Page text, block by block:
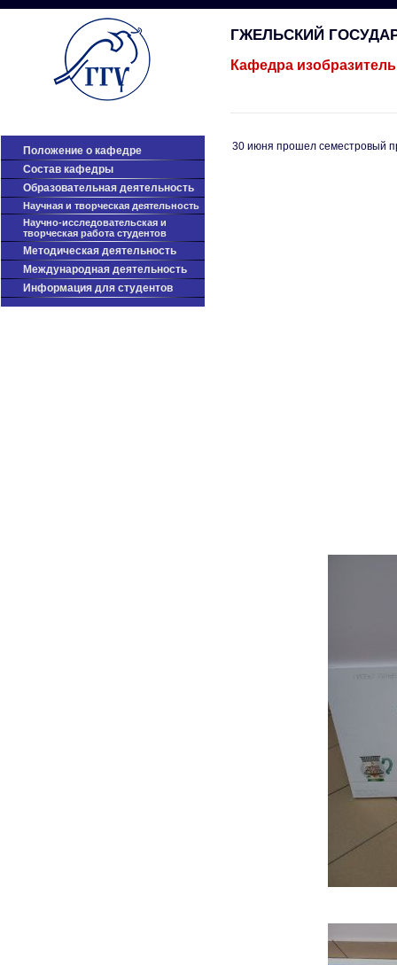
ГЖЕЛЬСКИЙ
Кафедра
Положение о кафедре
Cостав кафедры
Образовательная деятельность
Научная и творческая деятельность
Научно-исследовательская и
творческая работа студентов
Методическая деятельность
Международная деятельность
Информация для студентов
30 июня прошел семестровый